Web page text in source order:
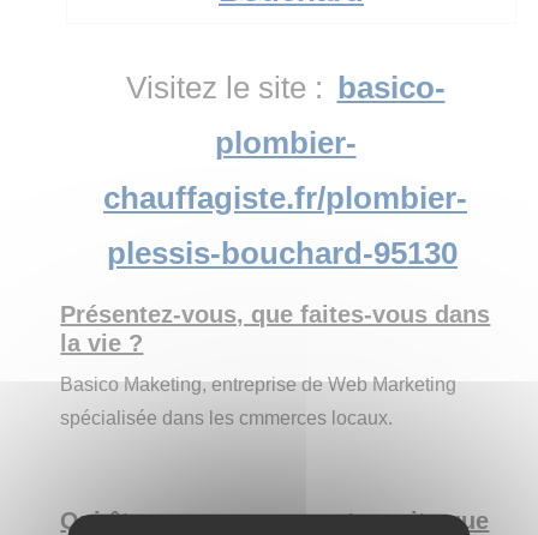
Visitez le site : basico-
plombier-
chauffagiste.fr/plombier-
plessis-bouchard-95130
Présentez-vous, que faites-vous dans
la vie ?
Basico Maketing, entreprise de Web Marketing
spécialisée dans les cmmerces locaux.
Qui êtes-vous par rapport au site que